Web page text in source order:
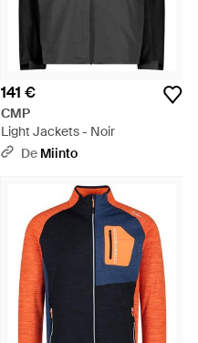
141 €
CMP
Light Jackets - Noir
De Miinto